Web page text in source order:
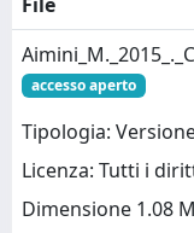
accesso aperto
Tipologia:
Licenza: Tutti i
Dimensione 1.08